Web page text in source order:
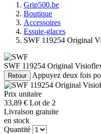
Grip500.be
Boutique
Accessoires
Essuie-glaces
SWF 119254 Original
SWF 119254 Original
Retour Appuyez deux fois
Prix unitaire
33,89 € Lot de 2
Livraison gratuite
en stock
Quantité